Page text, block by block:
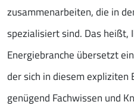
zusammenarbeiten, die in
spezialisiert sind. Das heißt,
Energiebranche übersetzt
der sich in diesem expliziten
genügend Fachwissen und